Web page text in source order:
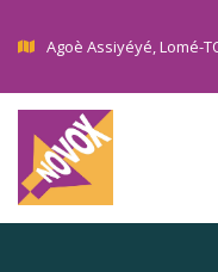
Agoè Assiyéyé, Lomé-